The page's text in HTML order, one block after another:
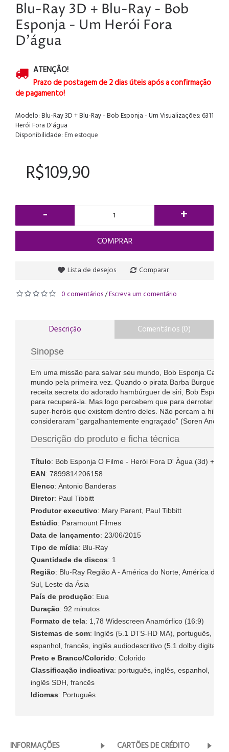
Blu-Ray 3D + Blu-Ray - Bob
Esponja - Um Herói Fora
D'água
ATENÇÃO!
Prazo de postagem de 2 dias úteis após a confirmação
de pagamento!
Visualizações: 6311
Modelo:Blu-Ray 3D + Blu-Ray - Bob Esponja - Um
Herói Fora D'água
Disponibilidade:Em estoque
R$109,90
- +
COMPRAR
Lista de desejos Comparar
0 comentários/Escreva um comentário
Descrição Comentários (0)
Sinopse
Em uma missão para salvar seu mundo, Bob Esponja
mundo pela primeira vez. Quando o pirata Barba Burguer
receita secreta do adorado hambúrguer de siri, Bob
para recuperá-la. Mas logo percebem que para derrotar o
super-heróis que existem dentro deles. Não percam a
consideraram “gargalhantemente engraçado” (Soren
Descrição do produto e ficha técnica
Título: Bob Esponja O Filme - Herói Fora D' Àgua (3d) +
EAN: 7899814206158
Elenco: Antonio Banderas
Diretor: Paul Tibbitt
Produtor executivo: Mary Parent, Paul Tibbitt
Estúdio: Paramount Filmes
Data de lançamento: 23/06/2015
Tipo de mídia: Blu-Ray
Quantidade de discos: 1
Região: Blu-Ray Região A - América do Norte, América do
Sul, Leste da Ásia
País de produção: Eua
Duração: 92 minutos
Formato de tela: 1,78 Widescreen Anamórfico (16:9)
Sistemas de som: Inglês (5.1 DTS-HD MA), português,
espanhol, francês, inglês audiodescritivo (5.1 dolby digital)
Preto e Branco/Colorido: Colorido
Classificação indicativa: português, inglês, espanhol,
inglês SDH, francês
Idiomas: Português
INFORMAÇÕES CARTÕES DE CRÉDITO